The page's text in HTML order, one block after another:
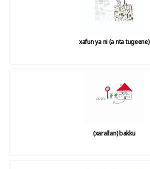
xafun ya ni (a nta tugeene)
(xarallan) bakku